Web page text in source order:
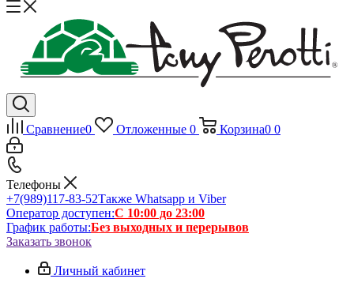
Сравнение0 Отложенные 0 Корзина0 0
Телефоны
+7(989)117-83-52Также Whatsapp и Viber
Оператор доступен:С 10:00 до 23:00
График работы:Без выходных и перерывов
Заказать звонок
Личный кабинет